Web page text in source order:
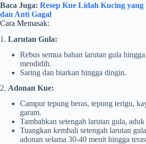
Baca Juga: Resep Kue Lidah Kucing
dan Anti Gagal
Cara Memasak:
1. Larutan Gula:
Rebus semua bahan larutan gula
mendidih.
Saring dan biarkan hingga dingin.
2. Adonan Kue:
Campur tepung beras, tepung terigu,
garam.
Tambahkan setengah larutan gula,
Tuangkan kembali setengah larutan
adonan selama 30-40 menit hingga